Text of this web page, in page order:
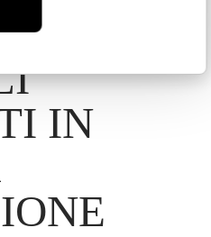
I
IN